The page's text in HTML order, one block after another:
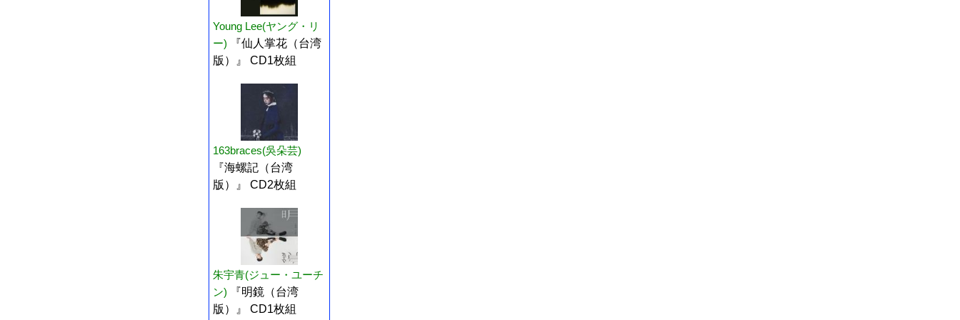
Young Lee(ヤング・リ
ー)
『仙人掌花（台湾
版）』 CD1枚組
163braces(吳朵芸)
『海螺記（台湾
版）』 CD2枚組
朱宇青(ジュー・ユーチ
ン)
『明鏡（台湾
版）』 CD1枚組